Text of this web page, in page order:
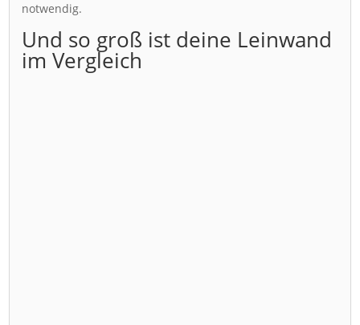
notwendig.
Und so groß ist deine Leinwand
im Vergleich